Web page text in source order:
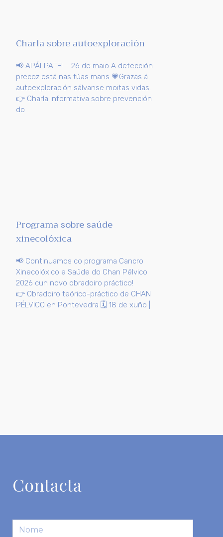
Charla sobre autoexploración
📢 APÁLPATE! – 26 de maio A detección
precoz está nas túas mans 💗Grazas á
autoexploración sálvanse moitas vidas.
👉 Charla informativa sobre prevención
do
Programa sobre saúde
xinecolóxica
📢 Continuamos co programa Cancro
Xinecolóxico e Saúde do Chan Pélvico
2026 cun novo obradoiro práctico!
👉 Obradoiro teórico-práctico de CHAN
PÉLVICO en Pontevedra 🗓️ 18 de xuño |
Contacta